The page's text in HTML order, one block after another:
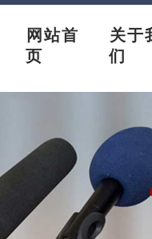
网站首
页
关于
们